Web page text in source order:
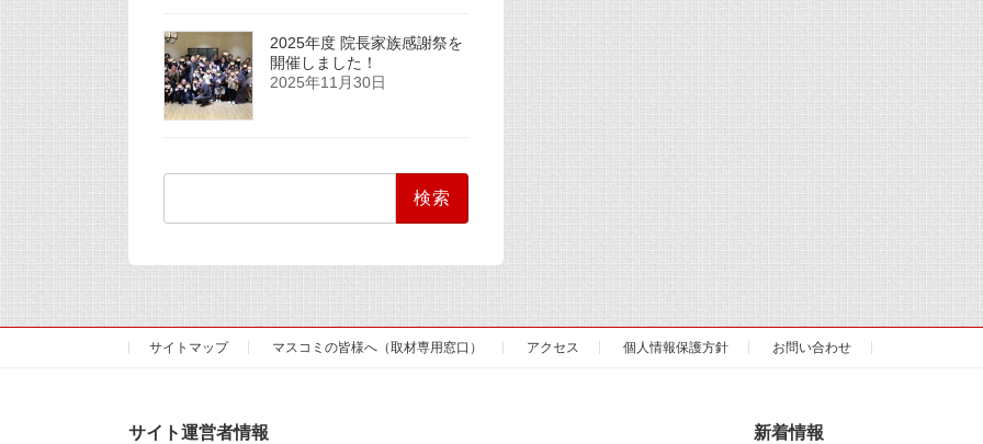
2025年度 院長家族感謝祭を
開催しました！
2025年11月30日
サイトマップ マスコミの皆様へ（取材専用窓口） アクセス 個人情報保護方針 お問い合わせ
サイト運営者情報 新着情報